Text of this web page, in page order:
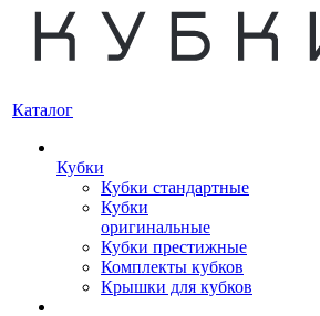
Каталог
Кубки
Кубки стандартные
Кубки
оригинальные
Кубки престижные
Комплекты кубков
Крышки для кубков